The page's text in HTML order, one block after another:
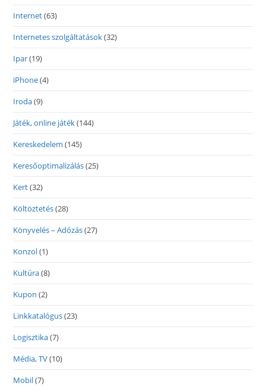
Internet(63)
Internetes szolgáltatások(32)
Ipar(19)
iPhone(4)
Iroda(9)
Játék, online játék(144)
Kereskedelem (145)
Keresőoptimalizálás(25)
Kert(32)
Költöztetés(28)
Könyvelés – Adózás(27)
Konzol(1)
Kultúra(8)
Kupon (2)
Linkkatalógus(23)
Logisztika(7)
Média, TV(10)
Mobil(7)